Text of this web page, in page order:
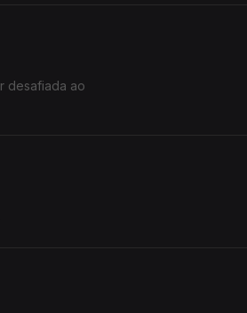
desafiada ao